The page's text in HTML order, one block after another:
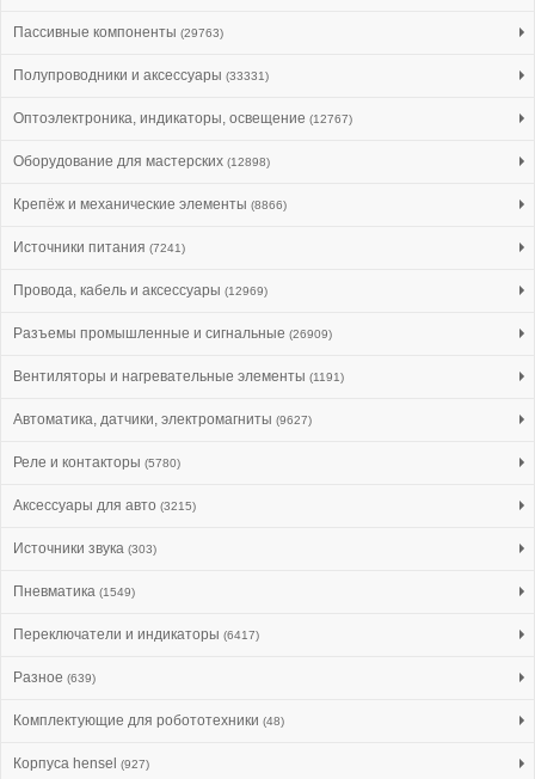
Пассивные компоненты (29763)
Полупроводники и аксессуары (33331)
Оптоэлектроника, индикаторы, освещение (12767)
Оборудование для мастерских (12898)
Крепёж и механические элементы (8866)
Источники питания (7241)
Провода, кабель и аксессуары (12969)
Разъемы промышленные и сигнальные (26909)
Вентиляторы и нагревательные элементы (1191)
Автоматика, датчики, электромагниты (9627)
Реле и контакторы (5780)
Аксессуары для авто (3215)
Источники звука (303)
Пневматика (1549)
Переключатели и индикаторы (6417)
Разное (639)
Комплектующие для робототехники (48)
Корпуса hensel (927)